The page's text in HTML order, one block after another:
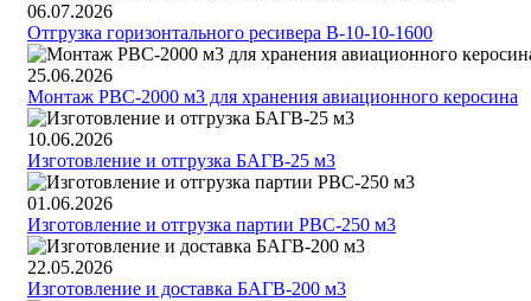
06.07.2026
Отгрузка горизонтального ресивера В-10-10-1600
25.06.2026
Монтаж РВС-2000 м3 для хранения авиационного керосина
10.06.2026
Изготовление и отгрузка БАГВ-25 м3
01.06.2026
Изготовление и отгрузка партии РВС-250 м3
22.05.2026
Изготовление и доставка БАГВ-200 м3